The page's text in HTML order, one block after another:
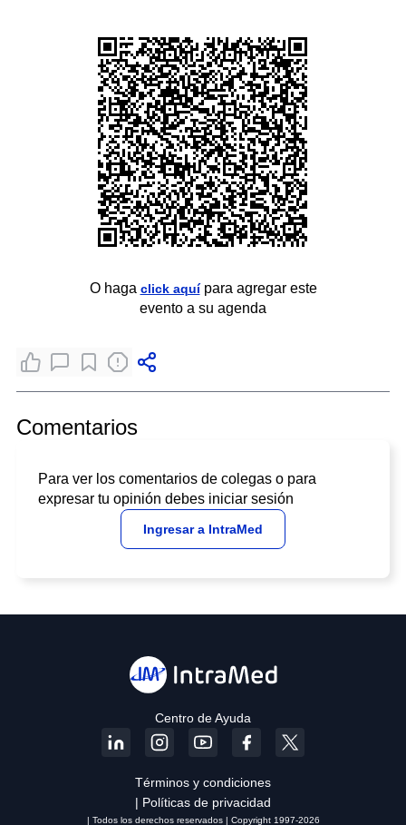
O haga click aquípara agregar este
evento a su agenda
Comentarios
Para ver los comentarios de colegas o para
expresar tu opinión debes iniciar sesión
Ingresar a IntraMed
Centro de Ayuda
Términos y condiciones
| Políticas de privacidad
| Todos los derechos reservados | Copyright 1997-2026